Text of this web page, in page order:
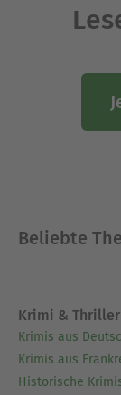
Beliebte
Krimi & Thriller
Krimis aus
Krimis aus
Historische